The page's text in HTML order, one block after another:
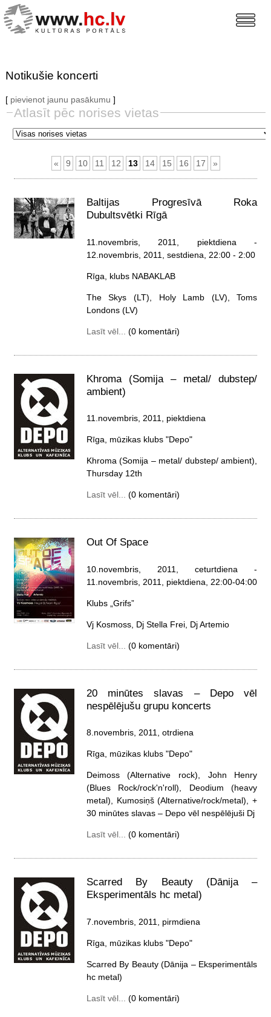
Notikušie koncerti
[ pievienot jaunu pasākumu ]
Atlasīt pēc norises vietas
« 9 10 11 12 13 14 15 16 17 »
Baltijas Progresīvā Roka
Dubultsvētki Rīgā
11.novembris, 2011, piektdiena -
12.novembris, 2011, sestdiena , 22:00 - 2:00
Rīga, klubs NABAKLAB
The Skys (LT), Holy Lamb (LV), Toms
Londons (LV)
Lasīt vēl... (0 komentāri)
Khroma (Somija – metal/ dubstep/
ambient)
11.novembris, 2011, piektdiena
Rīga, mūzikas klubs "Depo"
Khroma (Somija – metal/ dubstep/ ambient),
Thursday 12th
Lasīt vēl... (0 komentāri)
Out Of Space
10.novembris, 2011, ceturtdiena -
11.novembris, 2011, piektdiena , 22:00-04:00
Klubs „Grifs”
Vj Kosmoss, Dj Stella Frei, Dj Artemio
Lasīt vēl... (0 komentāri)
20 minūtes slavas – Depo vēl
nespēlējušu grupu koncerts
8.novembris, 2011, otrdiena
Rīga, mūzikas klubs "Depo"
Deimoss (Alternative rock), John Henry
(Blues Rock/rock'n'roll), Deodium (heavy
metal), Kumosiņš (Alternative/rock/metal), +
30 minūtes slavas – Depo vēl nespēlējuši Dj
Lasīt vēl... (0 komentāri)
Scarred By Beauty (Dānija –
Eksperimentāls hc metal)
7.novembris, 2011, pirmdiena
Rīga, mūzikas klubs "Depo"
Scarred By Beauty (Dānija – Eksperimentāls
hc metal)
Lasīt vēl... (0 komentāri)